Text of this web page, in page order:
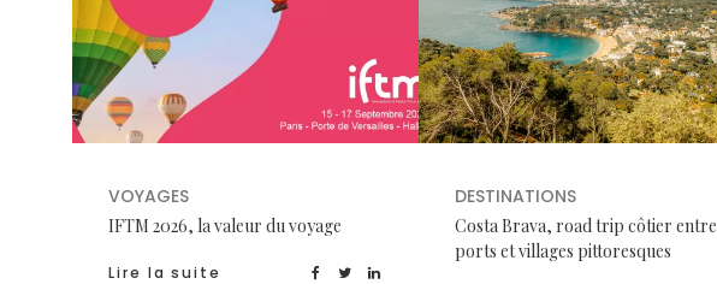
VOYAGES
IFTM 2026, la valeur du voyage
Lire la suite
DESTINATIONS
Costa Brava, road trip côtier entre
ports et villages pittoresques